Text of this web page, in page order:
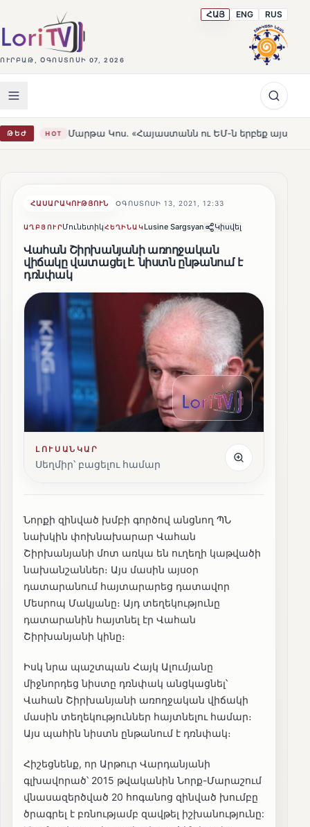
ՈՒՐԲԱԹ, ՕԳՈՍՏՈՍԻ 07, 2026
ՀԱՅ ENG RUS
ԹԵԺ Կոս. «Հայաստանն ու ԵՄ-ն երբեք այսքան մոտ չեն եղել»
ՀԱՍԱՐԱԿՈՒԹՅՈՒՆ ՕԳՈՍՏՈՍԻ 13, 2021, 12:33
ԱՂԲՅՈՒՐՄունետիկՀԵՂԻՆԱԿLusine Sargsyan Կիսվել
Վահան Շիրխանյանի առողջական
վիճակը վատացել է. նիստն ընթանում է
դռնփակ
ԼՈՒՍԱՆԿԱՐ
Սեղմիր՝ բացելու համար
Նորքի զինված խմբի գործով անցնող ՊՆ
նախկին փոխնախարար Վահան
Շիրխանյանի մոտ առկա են ուղեղի կաթվածի
նախանշաններ։ Այս մասին այսօր
դատարանում հայտարարեց դատավոր
Մեսրոպ Մակյանը։ Այդ տեղեկությունը
դատարանին հայտնել էր Վահան
Շիրխանյանի կինը։
Իսկ նրա պաշտպան Հայկ Ալումյանը
միջնորդեց նիստը դռնփակ անցկացնել՝
Վահան Շիրխանյանի առողջական վիճակի
մասին տեղեկություններ հայտնելու համար։
Այս պահին նիստն ընթանում է դռնփակ։
Հիշեցնենք, որ Արթուր Վարդանյանի
գլխավորած՝ 2015 թվականին Նորք-Մարաշում
վնասազերծված 20 հոգանոց զինված խումբը
ծրագրել է բռնությամբ զավթել իշխանությունը: